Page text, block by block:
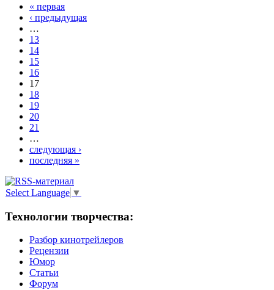
« первая
‹ предыдущая
…
13
14
15
16
17
18
19
20
21
…
следующая ›
последняя »
Select Language ▼
Технологии творчества:
Разбор кинотрейлеров
Рецензии
Юмор
Статьи
Форум